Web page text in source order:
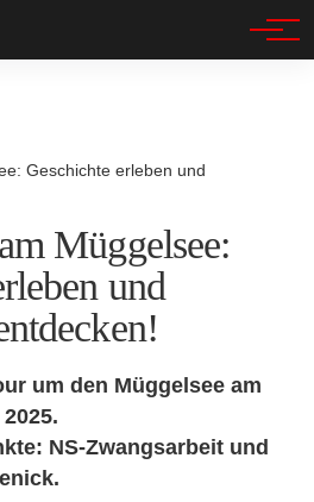
Geschichte erleben und
Müggelsee:
und
um den Müggelsee am
NS-Zwangsarbeit und